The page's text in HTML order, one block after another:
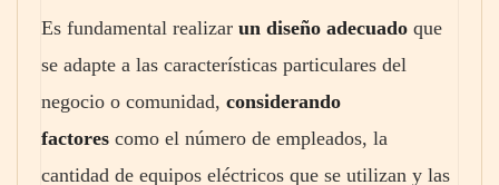
Es fundamental realizar un diseño adecuado que
se adapte a las características particulares del
negocio o comunidad, considerando
factores como el número de empleados, la
cantidad de equipos eléctricos que se utilizan y las